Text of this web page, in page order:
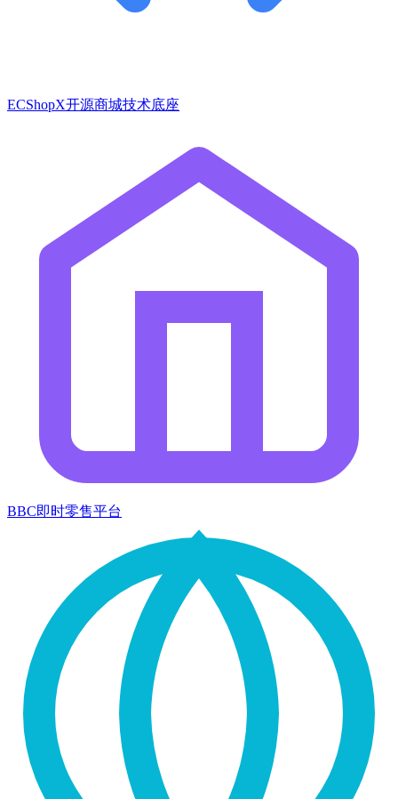
ECShopX开源商城技术底座
BBC即时零售平台